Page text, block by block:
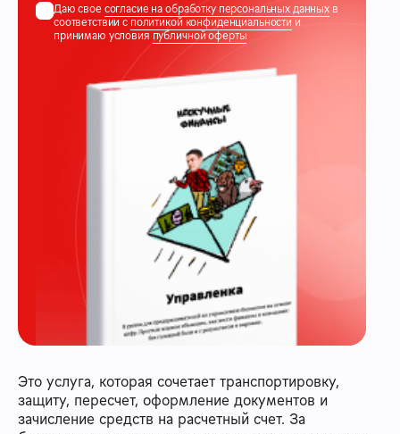
Даю свое согласие на обработку персональных данных в
соответствии сполитикой конфиденциальностии
принимаю условияпубличной оферты
Это услуга, которая сочетает транспортировку,
защиту, пересчет, оформление документов и
зачисление средств на расчетный счет. За